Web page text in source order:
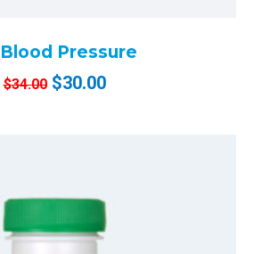
Pressure
$34.00 $30.00